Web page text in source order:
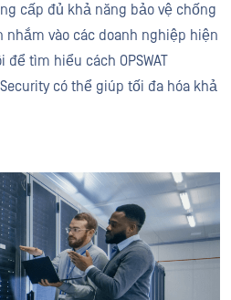
cấp đủ khả năng bảo vệ chống
nhắm vào các doanh nghiệp hiện
tìm hiểu cách OPSWAT
có thể giúp tối đa hóa khả